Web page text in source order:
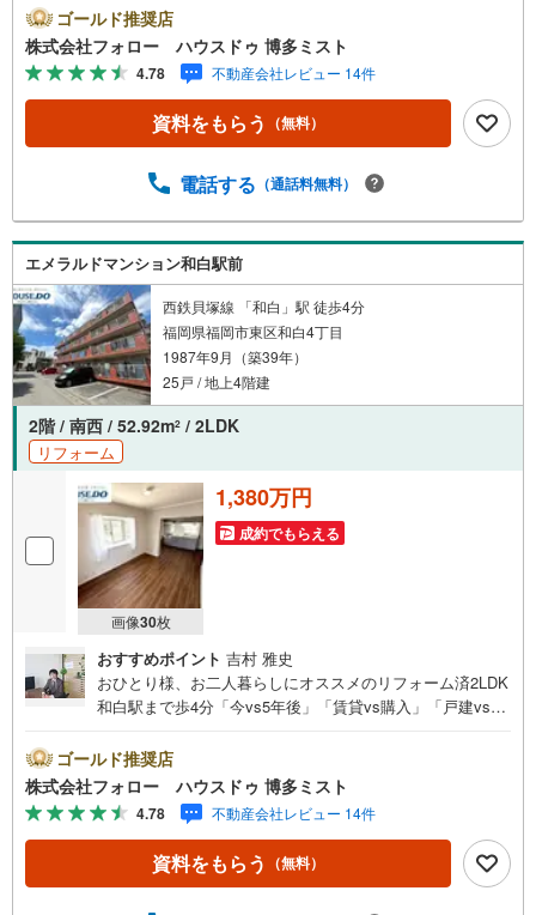
つけてください。答えはお客様の家族構成やご年齢、ライ
フプランによって全く変わってきます。ネット検索も便利
ですが、1回のご相談でお悩みが解決できるかもしれませ
ん。その答えが「購入しない」となっても、お客様、ご家
族様のベストであれば、それに越したことはありません。
まずはお問い合わせください。【営業時間 10:00-18:00】
おります。ぜひお気軽にご連絡下さい！現地を見学される
望の日時をご記入いただけますとスムーズにご案内が可能
です。
ゴールド推奨店
株式会社フォロー ハウスドゥ 博多ミスト
4.78 不動産会社レビュー 14件
資料をもらう （無料）
電話する （通話料無料）
エメラルドマンション和白駅前
西鉄貝塚線 「和白」駅 徒歩4分
福岡県福岡市東区和白4丁目
1987年9月（築39年）
25戸 / 地上4階建
2階 / 南西 / 52.92m2 / 2LDK
リフォーム
画像30枚
1,380万円
成約でもらえる
おすすめポイント 吉村 雅史
おひとり様、お二人暮らしにオススメのリフォーム済2LDK
和白駅まで歩4分「今vs5年後」「賃貸vs購入」「戸建vsマ
問、不安をぶつけてください。答えはお客様の家族構成や
ご年齢、ライフプランによって全く変わってきます。ネッ
ト検索も便利ですが、1回のご相談でお悩みが解決できるか
もしれません。その答えが「購入しない」となっても、お
客様、ご家族様のベストであれば、それに越したことはあ
りません。まずはお問い合わせください。【営業時間 10:0
ゴールド推奨店
株式会社フォロー ハウスドゥ 博多ミスト
4.78 不動産会社レビュー 14件
資料をもらう （無料）